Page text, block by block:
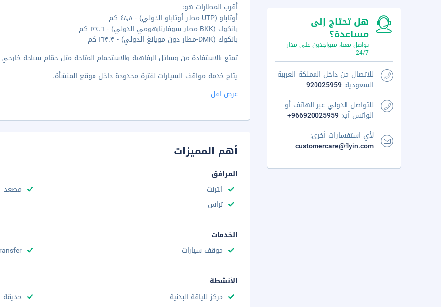
أقرب المطارات هو:
أوتاباو (UTP-مطار أوتاباو الدولي) - ٤٨٫٨ كم
بانكوك (BKK-مطار سوفارنابهومي الدولي) - ١٢٢٫٦ كم
بانكوك (DMK-مطار دون مويانغ الدولي) - ١٦٣٫٣ كم
تمتع بالاستفادة من وسائل الرفاهية والاستجمام المتاحة مثل حمّام سباحة خارجي
يتاح خدمة مواقف السيارات لفترة محدودة داخل موقع المنشأة.
عرض اقل
أهم المميزات
المرافق
انترنت
مصعد
تراس
الخدمات
موقف سيارات
الأنشطة
مركز للياقة البدنية
حديقة
هل تحتاج إلى
مساعدة؟
تواصل معنا، متواجدون على مدار
24/7
للاتصال من داخل المملكة العربية
السعودية: 920025959
للتواصل الدولي عبر الهاتف أو
الواتس آب: +966920025959
لأي استفسارات أخرى:
customercare@flyin.com